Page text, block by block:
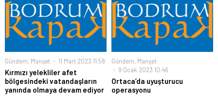
Gündem, Manşet 11 Mart 2023 11:58
Kırmızı yelekliler afet
bölgesindeki vatandaşların
yanında olmaya devam ediyor
Gündem, Manşet
9 Ocak 2023 10:46
Ortaca’da uyuşturucu
operasyonu